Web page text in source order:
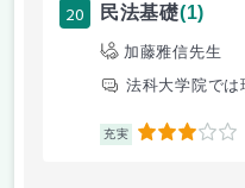
20 民法基礎(1)
加藤雅信先生
法科大学院で
充実 3